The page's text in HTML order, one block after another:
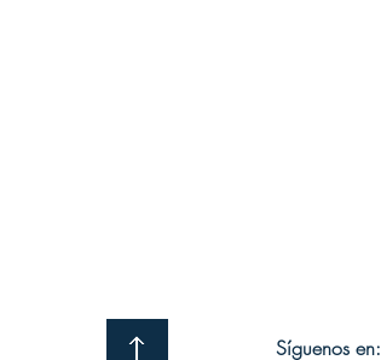
Síguenos en: